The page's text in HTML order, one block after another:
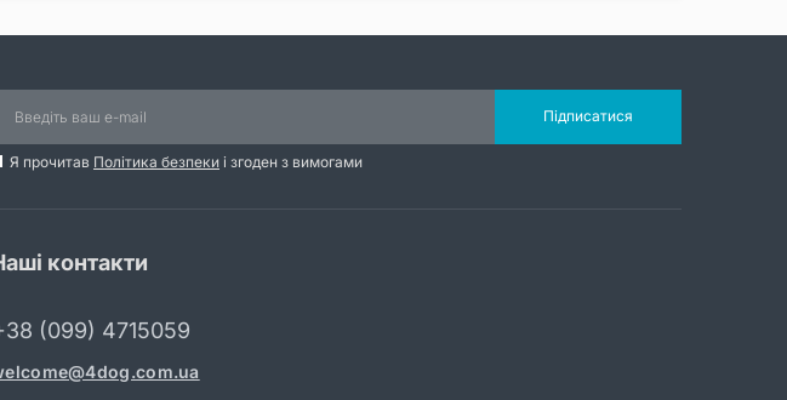
Підписатися
Я прочитав Політика безпеки і згоден з вимогами
контакти
(099) 4715059